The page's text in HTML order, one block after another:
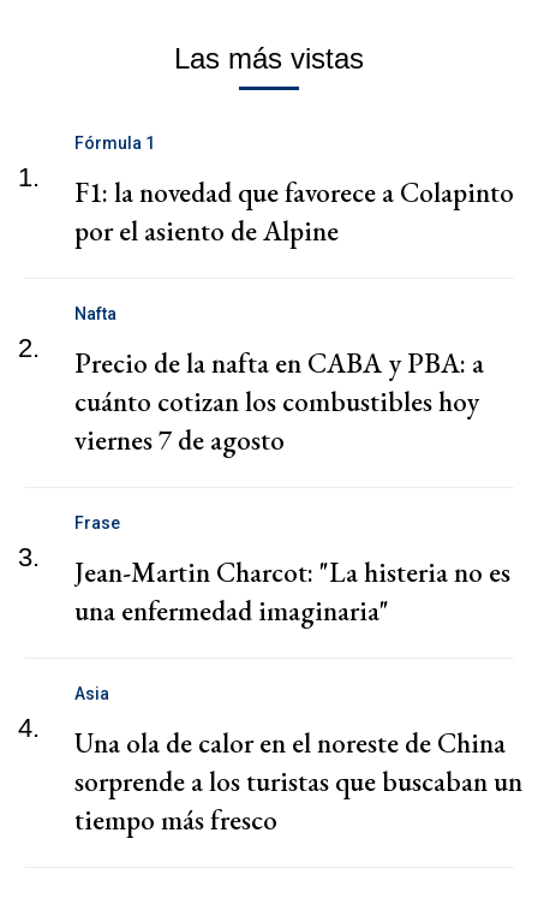
Las más vistas
1.
Fórmula 1
F1: la novedad que favorece a Colapinto
por el asiento de Alpine
2.
Nafta
Precio de la nafta en CABA y PBA: a
cuánto cotizan los combustibles hoy
viernes 7 de agosto
3.
Frase
Jean-Martin Charcot: "La histeria no es
una enfermedad imaginaria"
4.
Asia
Una ola de calor en el noreste de China
sorprende a los turistas que buscaban un
tiempo más fresco